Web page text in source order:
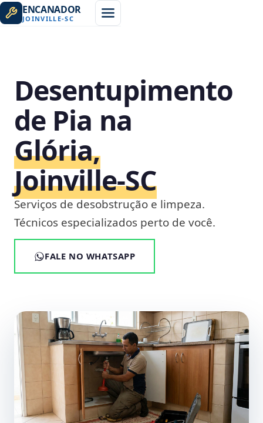
ENCANADOR
JOINVILLE-SC
Desentupimento
de Pia na
Glória,
Joinville‑SC
Serviços de desobstrução e limpeza.
Técnicos especializados perto de você.
FALE NO WHATSAPP